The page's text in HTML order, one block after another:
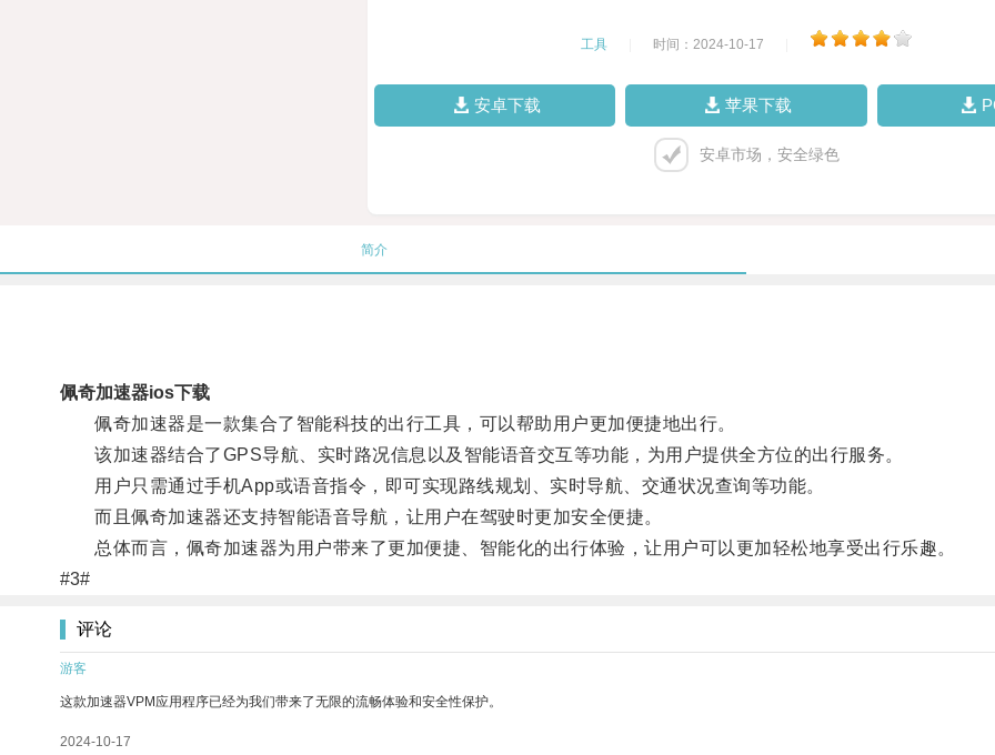
工具 时间：2024-10-17
安卓下载 苹果下载
安卓市场，安全绿色
简介
佩奇加速器ios下载
佩奇加速器是一款集合了智能科技的出行工具，可以帮助用户更加便捷地出行。
该加速器结合了GPS导航、实时路况信息以及智能语音交互等功能，为用户提供全方位的出行服务。
用户只需通过手机App或语音指令，即可实现路线规划、实时导航、交通状况查询等功能。
而且佩奇加速器还支持智能语音导航，让用户在驾驶时更加安全便捷。
总体而言，佩奇加速器为用户带来了更加便捷、智能化的出行体验，让用户可以更加轻松地享受出行乐趣。
#3#
评论
游客
这款加速器VPM应用程序已经为我们带来了无限的流畅体验和安全性保护。
2024-10-17